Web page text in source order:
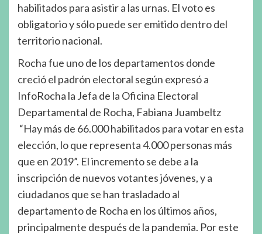
habilitados para asistir a las urnas. El voto es
obligatorio y sólo puede ser emitido dentro del
territorio nacional.
Rocha fue uno de los departamentos donde
creció el padrón electoral según expresó a
InfoRocha la Jefa de la Oficina Electoral
Departamental de Rocha, Fabiana Juambeltz
“Hay más de 66.000 habilitados para votar en esta
elección, lo que representa 4.000 personas más
que en 2019”. El incremento se debe a la
inscripción de nuevos votantes jóvenes, y a
ciudadanos que se han trasladado al
departamento de Rocha en los últimos años,
principalmente después de la pandemia. Por este